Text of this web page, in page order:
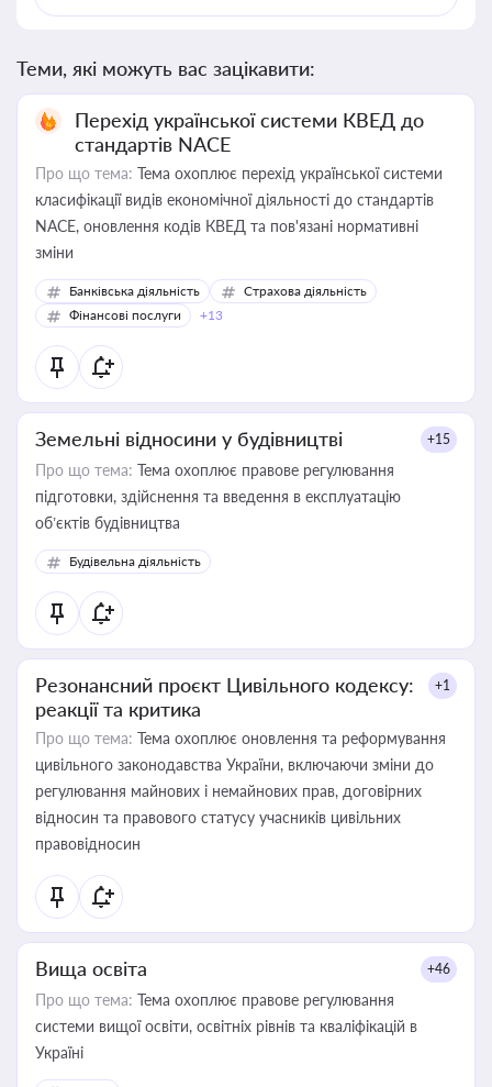
Теми, які можуть вас зацікавити:
Перехід української системи КВЕД до
стандартів NACE
Про що тема: Тема охоплює перехід української системи
класифікації видів економічної діяльності до стандартів
NACE, оновлення кодів КВЕД та пов'язані нормативні
зміни
Банківська діяльність
Страхова діяльність
Фінансові послуги
+13
Земельні відносини у будівництві +15
Про що тема: Тема охоплює правове регулювання
підготовки, здійснення та введення в експлуатацію
об’єктів будівництва
Будівельна діяльність
Резонансний проєкт Цивільного кодексу:
реакції та критика
+1
Про що тема: Тема охоплює оновлення та реформування
цивільного законодавства України, включаючи зміни до
регулювання майнових і немайнових прав, договірних
відносин та правового статусу учасників цивільних
правовідносин
Вища освіта +46
Про що тема: Тема охоплює правове регулювання
системи вищої освіти, освітніх рівнів та кваліфікацій в
Україні